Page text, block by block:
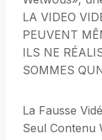
LA VIDEO
PEUVENT
ILS NE
SOMMES
La Fausse
Seul Contenu